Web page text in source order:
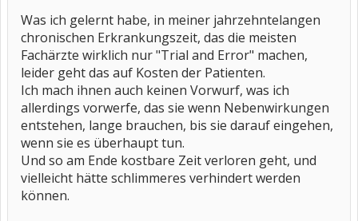
Was ich gelernt habe, in meiner jahrzehntelangen
chronischen Erkrankungszeit, das die meisten
Fachärzte wirklich nur "Trial and Error" machen,
leider geht das auf Kosten der Patienten.
Ich mach ihnen auch keinen Vorwurf, was ich
allerdings vorwerfe, das sie wenn Nebenwirkungen
entstehen, lange brauchen, bis sie darauf eingehen,
wenn sie es überhaupt tun.
Und so am Ende kostbare Zeit verloren geht, und
vielleicht hätte schlimmeres verhindert werden
können.